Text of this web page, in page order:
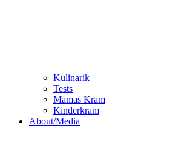
Kulinarik
Tests
Mamas Kram
Kinderkram
About/Media